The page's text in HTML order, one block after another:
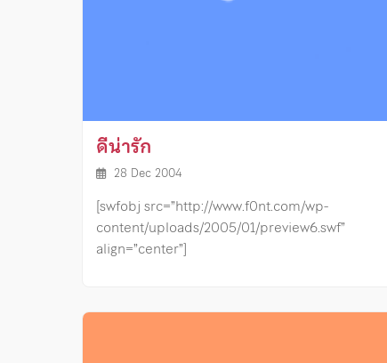
ดีน่ารัก
28 Dec 2004
[swfobj src=”http://www.f0nt.com/wp-
content/uploads/2005/01/preview6.swf”
align=”center”]